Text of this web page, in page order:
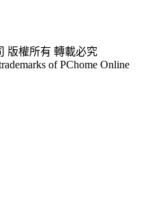
版權所有 轉載必究
of PChome Online